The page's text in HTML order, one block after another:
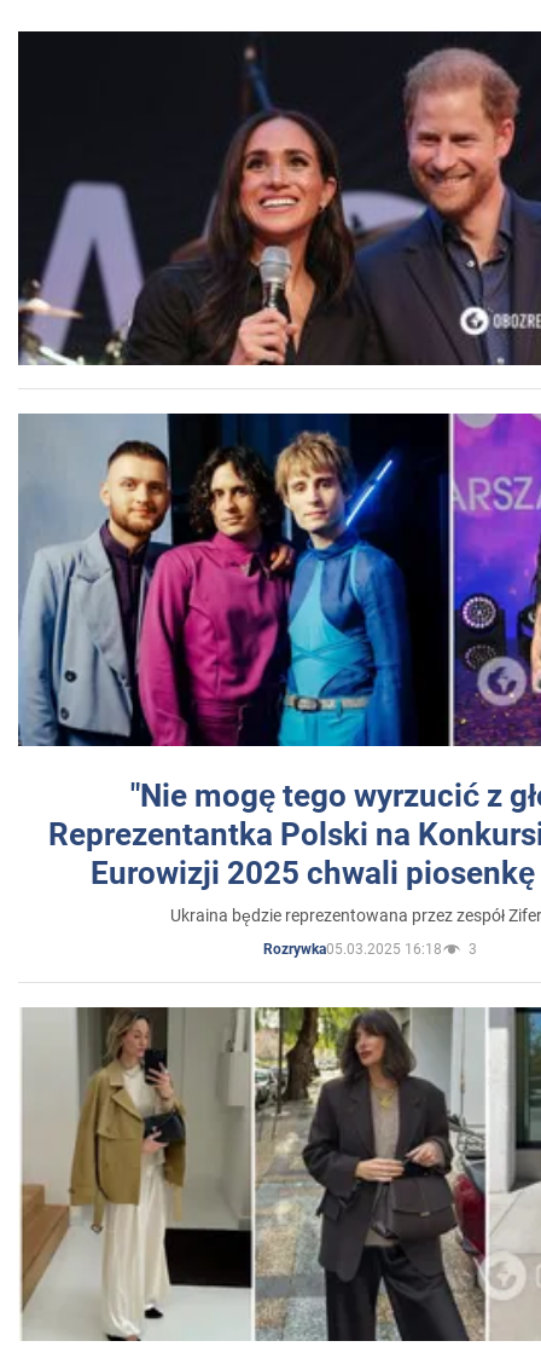
"Nie mogę tego wyrzucić z
Reprezentantka Polski na
Eurowizji 2025 chwali
Ukraina będzie reprezentowana przez zespół
Rozrywka05.03.2025 16:18 3